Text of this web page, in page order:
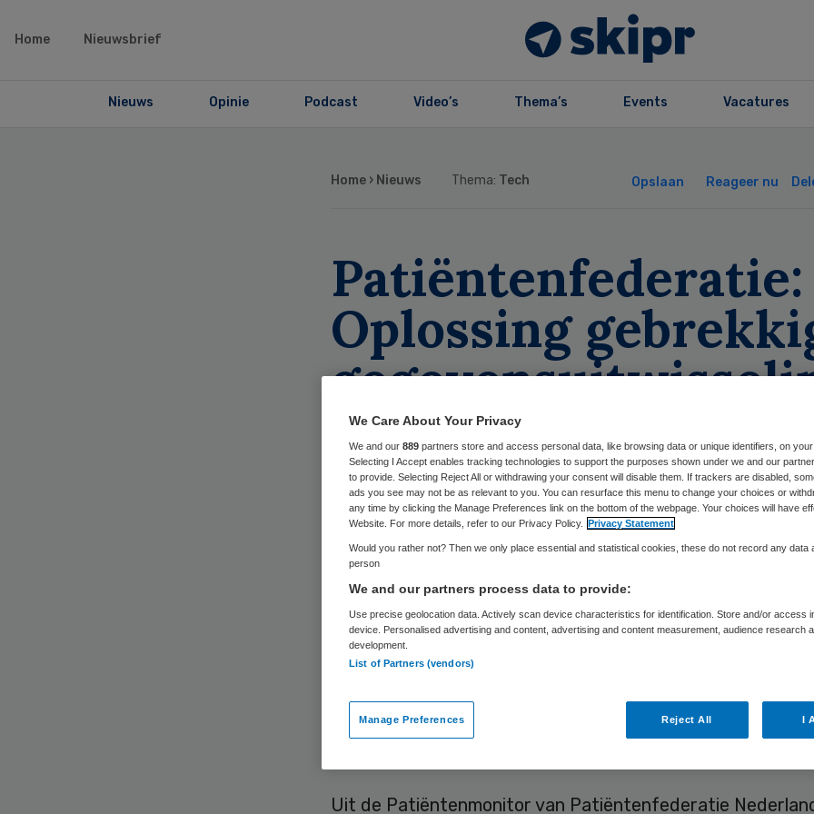
Home Nieuwsbrief
Nieuws Opinie Podcast Video’s Thema’s Events Vacatures
Home › Nieuws Thema: Tech Opslaan Reageer nu
Patiëntenfederatie:
Oplossing
ligt bij
én techniek
Patiëntenfederatie Nederland stelt op basis van eigen
dat gebrekkige gegevensuitwisseling in het Nederlandse
moet volgens de federatie gevonden worden bij zowel de
als de toestemming.
Uit de Patiëntenmonitor van Patiëntenfederatie
We Care About Your Privacy
We and our 889 partners store and access personal data, like browsing data or unique identifiers, on your
Selecting I Accept enables tracking technologies to support the purposes shown under we and our
to provide. Selecting Reject All or withdrawing your consent will disable them. If trackers are disabled,
ads you see may not be as relevant to you. You can resurface this menu to change your choices or
any time by clicking the Manage Preferences link on the bottom of the webpage. Your choices will have
Website. For more details, refer to our Privacy Policy. Privacy Statement
Would you rather not? Then we only place essential and statistical cookies, these do not record any data
person
We and our partners process data to provide:
Use precise geolocation data. Actively scan device characteristics for identification. Store and/or access
device. Personalised advertising and content, advertising and content measurement, audience research
development.
List of Partners (vendors)
Manage Preferences Reject All I